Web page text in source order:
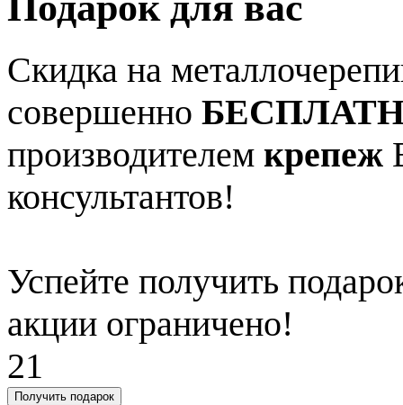
Скидка на
совершенно
производителем крепеж
консультантов!
Успейте получить
акции ограничено!
21
Получить подарок